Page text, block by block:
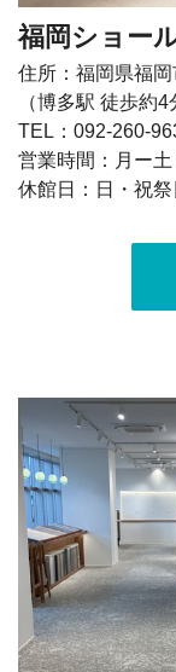
福岡ショー
住所：福岡県福
（博多駅 徒歩約4
TEL：092-260-
営業時間：月ー
休館日：日・祝